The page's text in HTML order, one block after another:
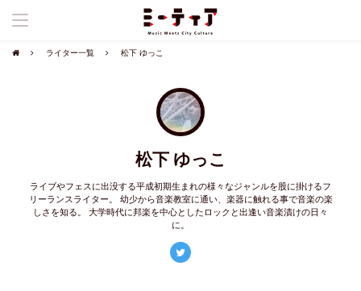
ライター一覧 松下 ゆっこ
松下 ゆっこ
ライブやフェスに出没する平成初期生まれの様々なジャンルを股に掛けるフ
リーランスライター。 幼少から音楽教室に通い、楽器に触れる事で音楽の楽
しさを知る。 大学時代に邦楽を中心としたロックと出逢い音楽漬けの日々
に。